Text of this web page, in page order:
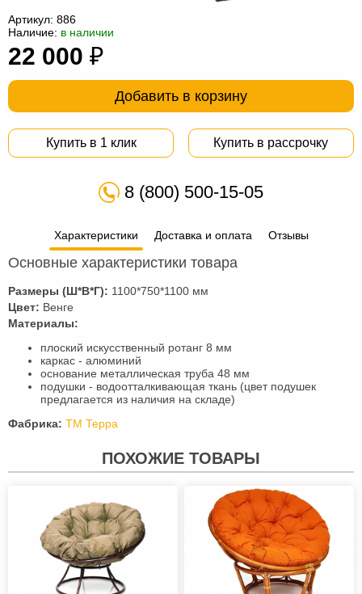
компьютер
для
ванной
Мебель
трансформер
Матрасы
мешки
Мебель
из
Садовая
Артикул: 886
Наличие: в наличии
22 000 ₽
Добавить в корзину
Купить в 1 клик Купить в рассрочку
8 (800) 500-15-05
Характеристики Доставка и оплата Отзывы
Основные характеристики товара
Размеры (Ш*В*Г): 1100*750*1100 мм
Цвет: Венге
Материалы:
плоский искусственный ротанг 8 мм
каркас - алюминий
основание металлическая труба 48 мм
подушки - водоотталкивающая ткань (цвет подушек
предлагается из наличия на складе)
Фабрика: ТМ Терра
ПОХОЖИЕ ТОВАРЫ